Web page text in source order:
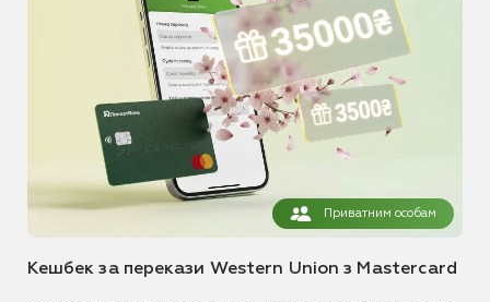
Приватним особам
Кешбек за перекази Western Union з Mastercard